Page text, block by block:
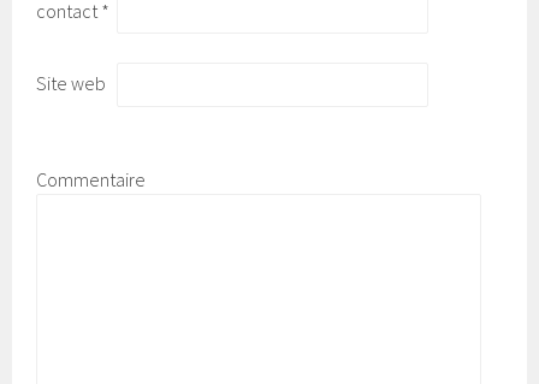
contact *
Site web
Commentaire